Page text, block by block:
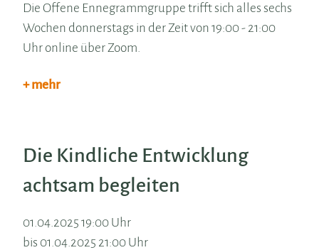
Die Offene Ennegrammgruppe trifft sich alles sechs
Wochen donnerstags in der Zeit von 19:00 - 21:00
Uhr online über Zoom.
+ mehr
Die Kindliche Entwicklung
achtsam begleiten
01.04.2025 19:00 Uhr
bis 01.04.2025 21:00 Uhr